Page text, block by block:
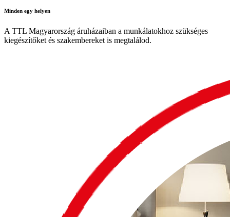
Minden egy helyen
A TTL Magyarország áruházaiban a munkálatokhoz szükséges
kiegészítőket és szakembereket is megtalálod.